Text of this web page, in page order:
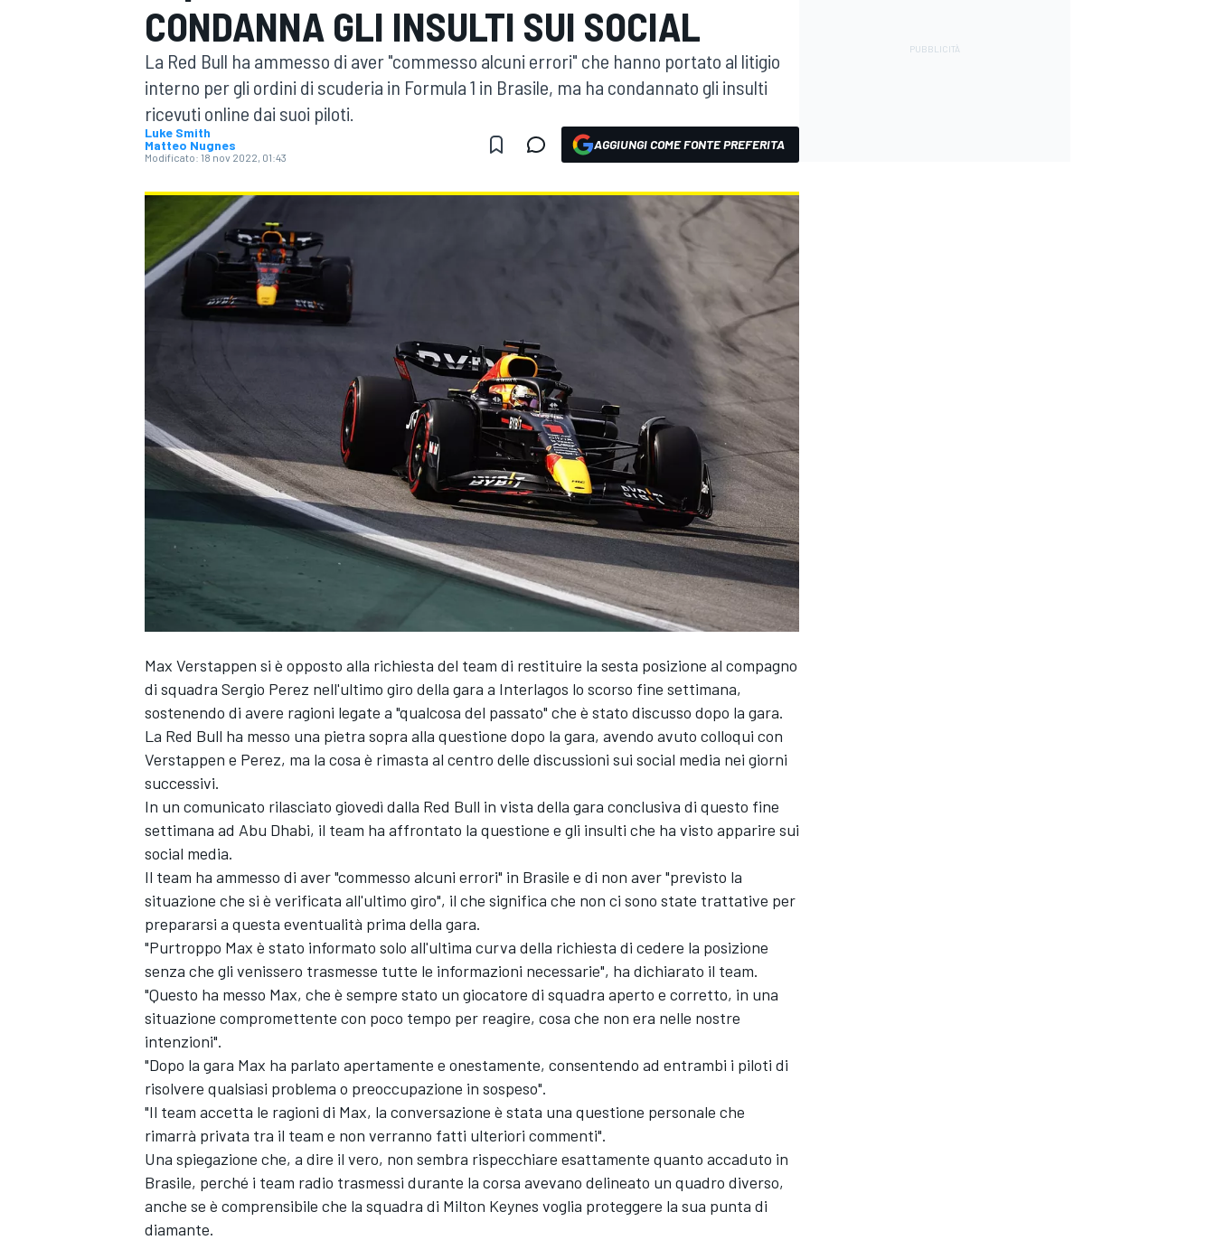
MOTOGP WEC
WRC
MONOPOSTO
CONDANNA GLI INSULTI SUI SOCIAL
La Red Bull ha ammesso di aver "commesso alcuni errori" che hanno portato al litigio
interno per gli ordini di scuderia in Formula 1 in Brasile, ma ha condannato gli insulti
ricevuti online dai suoi piloti.
Luke Smith
Matteo Nugnes
Modificato: 18 nov 2022, 01:43
AGGIUNGI COME FONTE PREFERITA
Max Verstappen si è opposto alla richiesta del team di restituire la sesta posizione al compagno
di squadra Sergio Perez nell'ultimo giro della gara a Interlagos lo scorso fine settimana,
sostenendo di avere ragioni legate a "qualcosa del passato" che è stato discusso dopo la gara.
La Red Bull ha messo una pietra sopra alla questione dopo la gara, avendo avuto colloqui con
Verstappen e Perez, ma la cosa è rimasta al centro delle discussioni sui social media nei giorni
successivi.
In un comunicato rilasciato giovedì dalla Red Bull in vista della gara conclusiva di questo fine
settimana ad Abu Dhabi, il team ha affrontato la questione e gli insulti che ha visto apparire sui
social media.
Il team ha ammesso di aver "commesso alcuni errori" in Brasile e di non aver "previsto la
situazione che si è verificata all'ultimo giro", il che significa che non ci sono state trattative per
prepararsi a questa eventualità prima della gara.
"Purtroppo Max è stato informato solo all'ultima curva della richiesta di cedere la posizione
senza che gli venissero trasmesse tutte le informazioni necessarie", ha dichiarato il team.
"Questo ha messo Max, che è sempre stato un giocatore di squadra aperto e corretto, in una
situazione compromettente con poco tempo per reagire, cosa che non era nelle nostre
intenzioni".
"Dopo la gara Max ha parlato apertamente e onestamente, consentendo ad entrambi i piloti di
risolvere qualsiasi problema o preoccupazione in sospeso".
"Il team accetta le ragioni di Max, la conversazione è stata una questione personale che
rimarrà privata tra il team e non verranno fatti ulteriori commenti".
Una spiegazione che, a dire il vero, non sembra rispecchiare esattamente quanto accaduto in
Brasile, perché i team radio trasmessi durante la corsa avevano delineato un quadro diverso,
anche se è comprensibile che la squadra di Milton Keynes voglia proteggere la sua punta di
diamante.